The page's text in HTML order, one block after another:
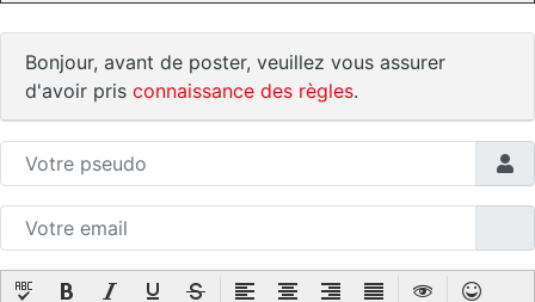
Bonjour, avant de poster, veuillez vous assurer
d'avoir pris connaissance des règles.